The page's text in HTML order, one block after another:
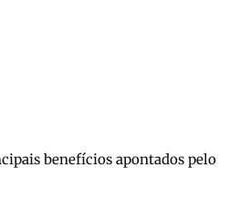
benefícios apontados pelo